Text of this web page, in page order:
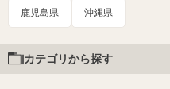
鹿児島県 沖縄県
カテゴリから探す